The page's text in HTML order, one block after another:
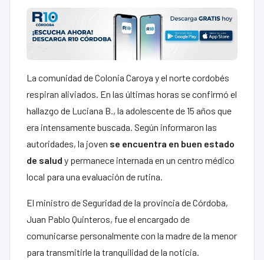
La comunidad de Colonia Caroya y el norte cordobés
respiran aliviados. En las últimas horas se confirmó el
hallazgo de Luciana B., la adolescente de 15 años que
era intensamente buscada. Según informaron las
autoridades, la joven se encuentra en buen estado
de salud y permanece internada en un centro médico
local para una evaluación de rutina.
El ministro de Seguridad de la provincia de Córdoba,
Juan Pablo Quinteros, fue el encargado de
comunicarse personalmente con la madre de la menor
para transmitirle la tranquilidad de la noticia.